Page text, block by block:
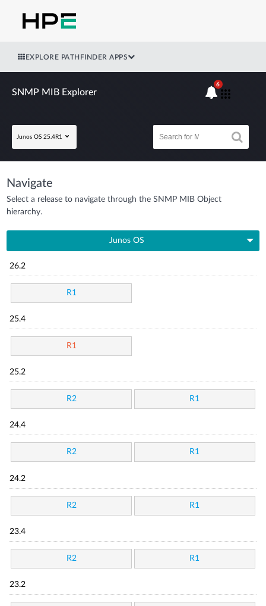
EXPLORE PATHFINDER APPS
SNMP MIB Explorer
Junos OS 25.4R1
6
Navigate
Select a release to navigate through the SNMP MIB Object
hierarchy.
Junos OS
26.2
R1
25.4
R1
25.2
R2 R1
24.4
R2 R1
24.2
R2 R1
23.4
R2 R1
23.2